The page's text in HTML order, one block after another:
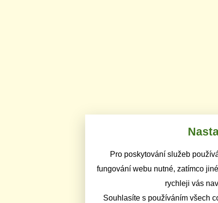
Pro poskytování služeb
fungování webu nutné, zatímco
rychleji vás
Souhlasíte s používáním všech